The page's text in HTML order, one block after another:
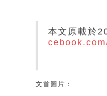
本文原載於
文首圖片：